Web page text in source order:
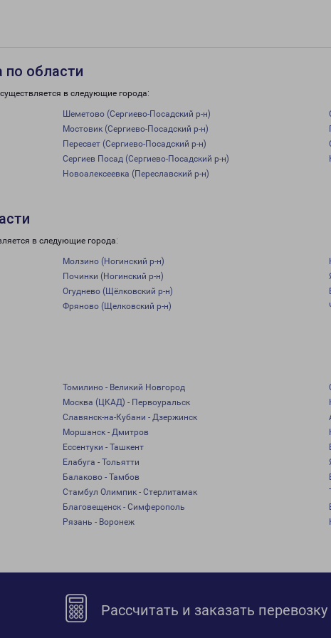
по области
в следующие города:
Шеметово (Сергиево-Посадский р-н)
Мостовик (Сергиево-Посадский р-н)
Пересвет (Сергиево-Посадский р-н)
Сергиев Посад (Сергиево-Посадский р-н)
Новоалексеевка (Переславский р-н)
в следующие города:
Молзино (Ногинский р-н)
Починки (Ногинский р-н)
Огуднево (Щёлковский р-н)
Фряново (Щелковский р-н)
Томилино - Великий Новгород
Москва (ЦКАД) - Первоуральск
Славянск-на-Кубани - Дзержинск
Моршанск - Дмитров
Ессентуки - Ташкент
Елабуга - Тольятти
Балаково - Тамбов
Стамбул Олимпик - Стерлитамак
Благовещенск - Симферополь
Рязань - Воронеж
Рассчитать и заказать перевозку